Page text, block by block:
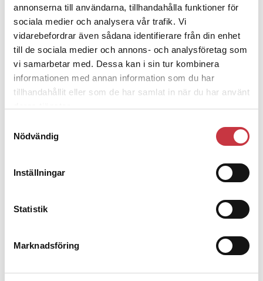
annonserna till användarna, tillhandahålla funktioner för
sociala medier och analysera vår trafik. Vi
vidarebefordrar även sådana identifierare från din enhet
till de sociala medier och annons- och analysföretag som
vi samarbetar med. Dessa kan i sin tur kombinera
informationen med annan information som du har
tillhandahållit eller som de har samlat in när du har använt
Nödvändig
Inställningar
Statistik
Marknadsföring
att rättas till”
Debatt
Det är inte evidenskrav som
7 juli 2026